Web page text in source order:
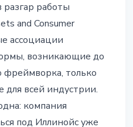
работы
and Consumer
ассоциации
возникающие до
фреймворка, только
для всей индустрии.
компания
под Иллинойс уже